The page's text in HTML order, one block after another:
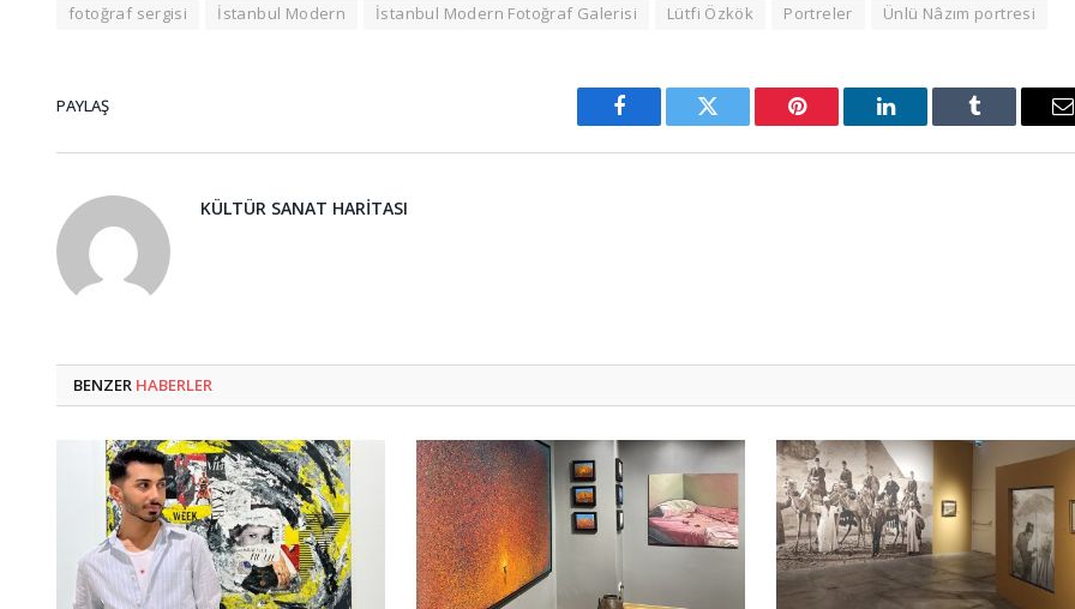
fotoğraf sergisi İstanbul Modern İstanbul Modern Fotoğraf Galerisi Lütfi Özkök Portreler Ünlü Nâzım portresi
PAYLAŞ
Facebook Twitter Pinterest LinkedIn Tumblr
KÜLTÜR SANAT HARITASI
BENZER HABERLER